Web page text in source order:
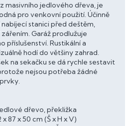
masivního jedlového dřeva, je
pro venkovní použití. Účinně
nabíjecí stanici před deštěm,
Garáž prodlužuje
příslušenství. Rustikální a
hodí do většiny zahrad.
na sekačku se dá rychle sestavit
nejsou potřeba žádné
dřevo, překližka
87 x 50 cm (Š x H x V)